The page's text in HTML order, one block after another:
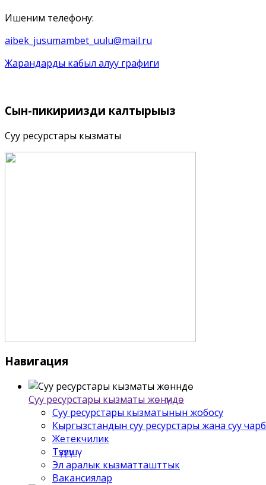
Ишеним телефону:
aibek_jusumambet_uulu@mail.ru
Жарандарды кабыл алуу графиги
Сын-пикириңизди калтырыңыз
Суу ресурстары кызматы
Навигация
Суу ресурстары кызматы жѳнүндѳ
Суу ресурстары кызматынын жобосу
Кыргызстандын суу ресурстары жана суу
Жетекчилик
Түзүлүшү
Эл аралык кызматташттык
Вакансиялар